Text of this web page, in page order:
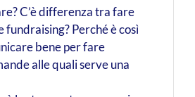
C’è differenza tra fare
fundraising? Perché è così
bene per fare
alle quali serve una